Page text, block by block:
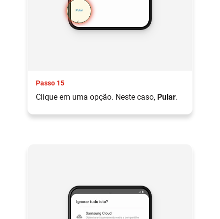
Passo 15
Clique em uma opção. Neste caso, Pular.